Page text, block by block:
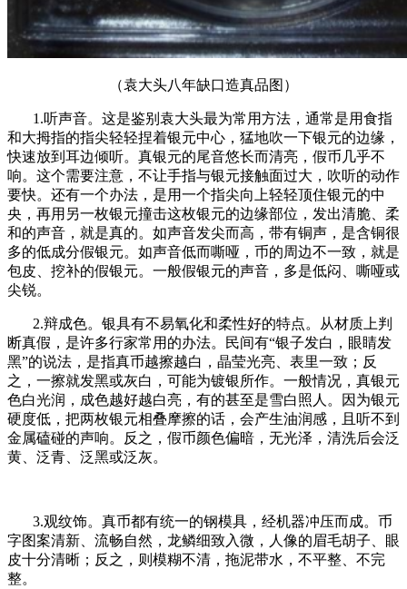
（袁大头八年缺口造真品图）
1.听声音。这是鉴别袁大头最为常用方法，通常是用食指
和大拇指的指尖轻轻捏着银元中心，猛地吹一下银元的边缘，
快速放到耳边倾听。真银元的尾音悠长而清亮，假币几乎不
响。这个需要注意，不让手指与银元接触面过大，吹听的动作
要快。还有一个办法，是用一个指尖向上轻轻顶住银元的中
央，再用另一枚银元撞击这枚银元的边缘部位，发出清脆、柔
和的声音，就是真的。如声音发尖而高，带有铜声，是含铜很
多的低成分假银元。如声音低而嘶哑，币的周边不一致，就是
包皮、挖补的假银元。一般假银元的声音，多是低闷、嘶哑或
尖锐。
2.辩成色。银具有不易氧化和柔性好的特点。从材质上判
断真假，是许多行家常用的办法。民间有“银子发白，眼睛发
黑”的说法，是指真币越擦越白，晶莹光亮、表里一致；反
之，一擦就发黑或灰白，可能为镀银所作。一般情况，真银元
色白光润，成色越好越白亮，有的甚至是雪白照人。因为银元
硬度低，把两枚银元相叠摩擦的话，会产生油润感，且听不到
金属磕碰的声响。反之，假币颜色偏暗，无光泽，清洗后会泛
黄、泛青、泛黑或泛灰。
3.观纹饰。真币都有统一的钢模具，经机器冲压而成。币
字图案清新、流畅自然，龙鳞细致入微，人像的眉毛胡子、眼
皮十分清晰；反之，则模糊不清，拖泥带水，不平整、不完
整。